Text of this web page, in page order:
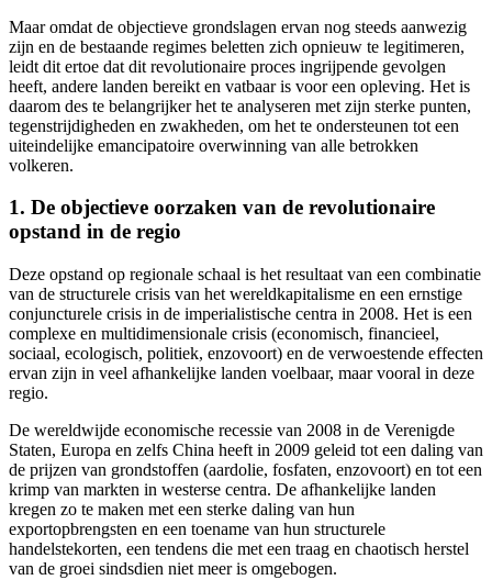
Maar omdat de objectieve grondslagen ervan nog steeds aanwezig
zijn en de bestaande regimes beletten zich opnieuw te legitimeren,
leidt dit ertoe dat dit revolutionaire proces ingrijpende gevolgen
heeft, andere landen bereikt en vatbaar is voor een opleving. Het is
daarom des te belangrijker het te analyseren met zijn sterke punten,
tegenstrijdigheden en zwakheden, om het te ondersteunen tot een
uiteindelijke emancipatoire overwinning van alle betrokken
volkeren.
1. De objectieve oorzaken van de revolutionaire
opstand in de regio
Deze opstand op regionale schaal is het resultaat van een combinatie
van de structurele crisis van het wereldkapitalisme en een ernstige
conjuncturele crisis in de imperialistische centra in 2008. Het is een
complexe en multidimensionale crisis (economisch, financieel,
sociaal, ecologisch, politiek, enzovoort) en de verwoestende effecten
ervan zijn in veel afhankelijke landen voelbaar, maar vooral in deze
regio.
De wereldwijde economische recessie van 2008 in de Verenigde
Staten, Europa en zelfs China heeft in 2009 geleid tot een daling van
de prijzen van grondstoffen (aardolie, fosfaten, enzovoort) en tot een
krimp van markten in westerse centra. De afhankelijke landen
kregen zo te maken met een sterke daling van hun
exportopbrengsten en een toename van hun structurele
handelstekorten, een tendens die met een traag en chaotisch herstel
van de groei sindsdien niet meer is omgebogen.